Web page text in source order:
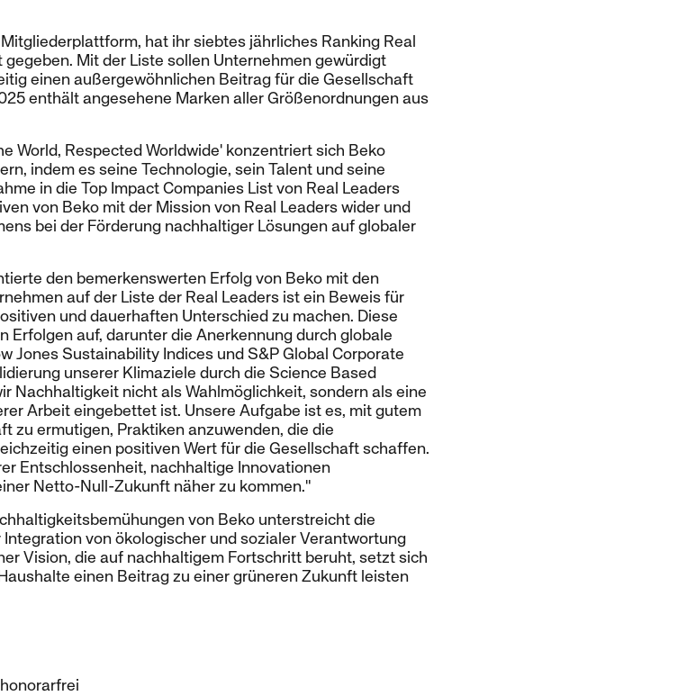
hat ihr siebtes jährliches Ranking Real
Mit der Liste sollen Unternehmen gewürdigt
einen außergewöhnlichen Beitrag für die Gesellschaft
enthält angesehene Marken aller Größenordnungen aus
World, Respected Worldwide' konzentriert sich Beko
indem es seine Technologie, sein Talent und seine
in die Top Impact Companies List von Real Leaders
von Beko mit der Mission von Real Leaders wider und
bei der Förderung nachhaltiger Lösungen auf globaler
den bemerkenswerten Erfolg von Beko mit den
auf der Liste der Real Leaders ist ein Beweis für
und dauerhaften Unterschied zu machen. Diese
Erfolgen auf, darunter die Anerkennung durch globale
Jones Sustainability Indices und S&P Global Corporate
unserer Klimaziele durch die Science Based
Nachhaltigkeit nicht als Wahlmöglichkeit, sondern als eine
Arbeit eingebettet ist. Unsere Aufgabe ist es, mit gutem
zu ermutigen, Praktiken anzuwenden, die die
einen positiven Wert für die Gesellschaft schaffen.
Entschlossenheit, nachhaltige Innovationen
Netto-Null-Zukunft näher zu kommen."
von Beko unterstreicht die
von ökologischer und sozialer Verantwortung
Vision, die auf nachhaltigem Fortschritt beruht, setzt sich
einen Beitrag zu einer grüneren Zukunft leisten